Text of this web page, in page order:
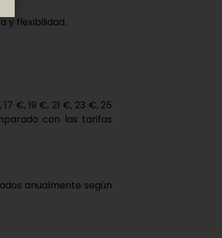
y flexibilidad.
17 €, 19 €, 21 €, 23 €, 25
con las tarifas
anualmente según